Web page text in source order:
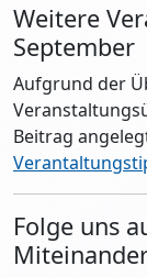
Weitere
September
Aufgrund der
Beitrag
Folge uns